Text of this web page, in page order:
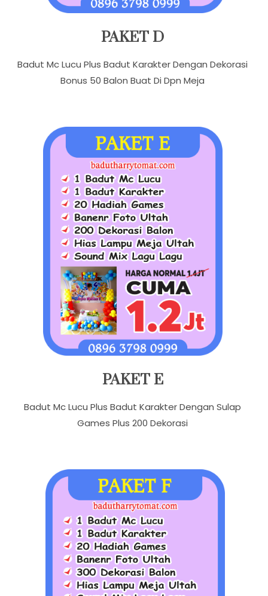
PAKET D
Badut Mc Lucu Plus Badut Karakter Dengan Dekorasi
Bonus 50 Balon Buat Di Dpn Meja
PAKET E
Badut Mc Lucu Plus Badut Karakter Dengan Sulap
Games Plus 200 Dekorasi